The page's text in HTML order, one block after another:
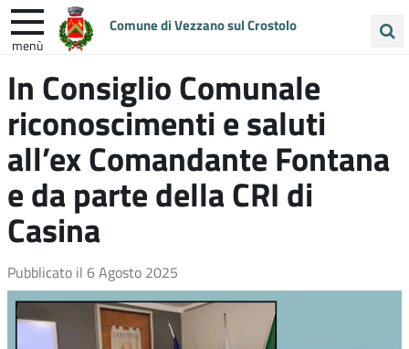
Comune di Vezzano sul Crostolo
menù
sito
ENTRA IN COMUNE VIVI VEZZANO
UNIONE COLLINE MATILDICHE
In Consiglio Comunale
riconoscimenti e saluti
all’ex Comandante Fontana
e da parte della CRI di
Casina
Pubblicato il 6 Agosto 2025